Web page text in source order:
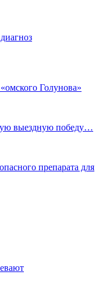
Голунова»
выездную победу…
препарата для